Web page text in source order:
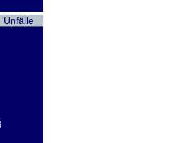
Unfälle